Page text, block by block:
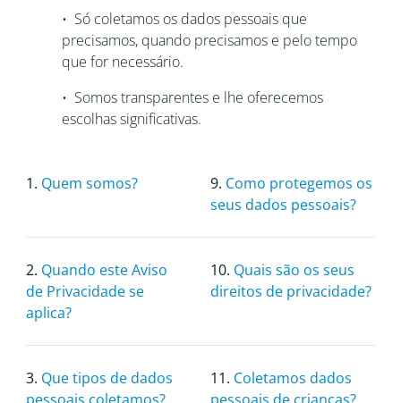
• Só coletamos os dados pessoais que
precisamos, quando precisamos e pelo tempo
que for necessário.
• Somos transparentes e lhe oferecemos
escolhas significativas.
1. Quem somos? 9. Como protegemos os
seus dados pessoais?
2. Quando este Aviso
de Privacidade se
aplica?
10. Quais são os seus
direitos de privacidade?
3. Que tipos de dados
11. Coletamos dados